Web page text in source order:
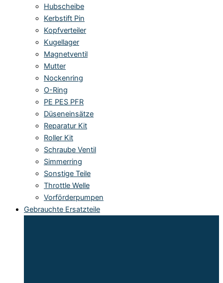
Hubscheibe
Kerbstift Pin
Kopfverteiler
Kugellager
Magnetventil
Mutter
Nockenring
O-Ring
PE PES PFR
Düseneinsätze
Reparatur Kit
Roller Kit
Schraube Ventil
Simmerring
Sonstige Teile
Throttle Welle
Vorförderpumpen
Gebrauchte Ersatzteile